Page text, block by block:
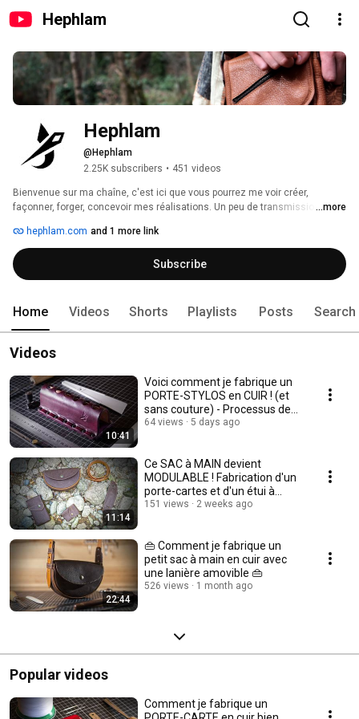
Hephlam
Hephlam
@Hephlam
2.25K subscribers • 451 videos
Bienvenue sur ma chaîne, c'est ici que vous pourrez me voir créer,
façonner, forger, concevoir mes réalisations. Un peu de transmission mais
pratique. N'hésitez pas à aller voir mon Instagram ainsi que mon site web
si vous souhaitez vous offrir l'une de ces créations.
...more
hephlam.com and 1 more link
Subscribe
Home Videos Shorts Playlists Posts Search
Videos
10:41
Voici comment je fabrique un
PORTE-STYLOS en CUIR ! (et
sans couture) - Processus de
Création #28
64 views 5 days ago
11:14
Ce SAC à MAIN devient
MODULABLE ! Fabrication d'un
porte-cartes et d'un étui à
smartphone.
151 views 2 weeks ago
22:44
👜 Comment je fabrique un
petit sac à main en cuir avec
une lanière amovible 👜
526 views 1 month ago
Popular videos
Comment je fabrique un